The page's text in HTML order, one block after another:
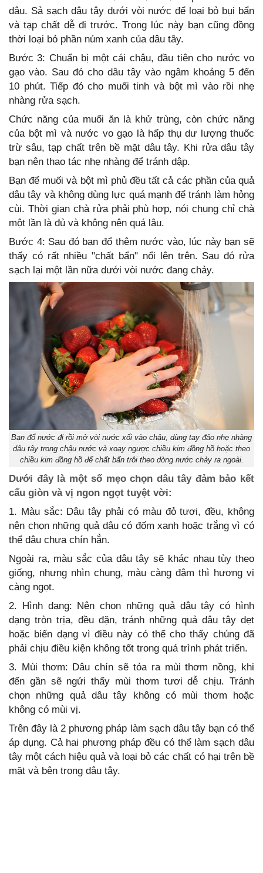
dâu. Sả sạch dâu tây dưới vòi nước để loại bỏ bụi bẩn
và tạp chất dễ đi trước. Trong lúc này bạn cũng đồng
thời loại bỏ phần núm xanh của dâu tây.
Bước 3: Chuẩn bị một cái chậu, đầu tiên cho nước vo
gạo vào. Sau đó cho dâu tây vào ngâm khoảng 5 đến
10 phút. Tiếp đó cho muối tinh và bột mì vào rồi nhẹ
nhàng rửa sạch.
Chức năng của muối ăn là khử trùng, còn chức năng
của bột mì và nước vo gạo là hấp thụ dư lượng thuốc
trừ sâu, tạp chất trên bề mặt dâu tây. Khi rửa dâu tây
bạn nên thao tác nhẹ nhàng để tránh dập.
Bạn để muối và bột mì phủ đều tất cả các phần của quả
dâu tây và không dùng lực quá mạnh để tránh làm hỏng
cùi. Thời gian chà rửa phải phù hợp, nói chung chỉ chà
một lần là đủ và không nên quá lâu.
Bước 4: Sau đó bạn đổ thêm nước vào, lúc này bạn sẽ
thấy có rất nhiều "chất bẩn" nổi lên trên. Sau đó rửa
sạch lại một lần nữa dưới vòi nước đang chảy.
Bạn đổ nước đi rồi mở vòi nước xối vào chậu, dùng tay đảo nhẹ nhàng
dâu tây trong chậu nước và xoay ngược chiều kim đồng hồ hoặc theo
chiều kim đồng hồ để chất bẩn trôi theo dòng nước chảy ra ngoài.
Dưới đây là một số mẹo chọn dâu tây đảm bảo kết
cấu giòn và vị ngon ngọt tuyệt vời:
1. Màu sắc: Dâu tây phải có màu đỏ tươi, đều, không
nên chọn những quả dâu có đốm xanh hoặc trắng vì có
thể dâu chưa chín hẳn.
Ngoài ra, màu sắc của dâu tây sẽ khác nhau tùy theo
giống, nhưng nhìn chung, màu càng đậm thì hương vị
càng ngọt.
2. Hình dạng: Nên chọn những quả dâu tây có hình
dạng tròn trịa, đều đặn, tránh những quả dâu tây dẹt
hoặc biến dạng vì điều này có thể cho thấy chúng đã
phải chịu điều kiện không tốt trong quá trình phát triển.
3. Mùi thơm: Dâu chín sẽ tỏa ra mùi thơm nồng, khi
đến gần sẽ ngửi thấy mùi thơm tươi dễ chịu. Tránh
chọn những quả dâu tây không có mùi thơm hoặc
không có mùi vị.
Trên đây là 2 phương pháp làm sạch dâu tây bạn có thể
áp dụng. Cả hai phương pháp đều có thể làm sạch dâu
tây một cách hiệu quả và loại bỏ các chất có hại trên bề
mặt và bên trong dâu tây.